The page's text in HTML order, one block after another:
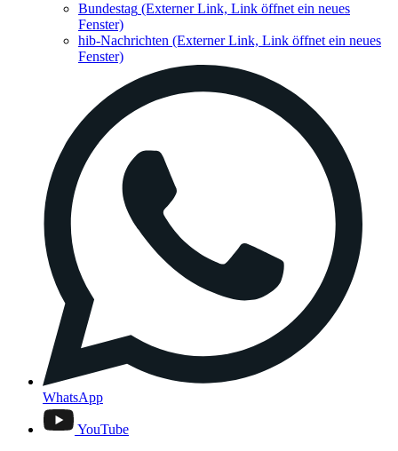
Bundestag (Externer Link, Link öffnet ein neues
Fenster)
hib-Nachrichten (Externer Link, Link öffnet ein neues
Fenster)
WhatsApp
YouTube